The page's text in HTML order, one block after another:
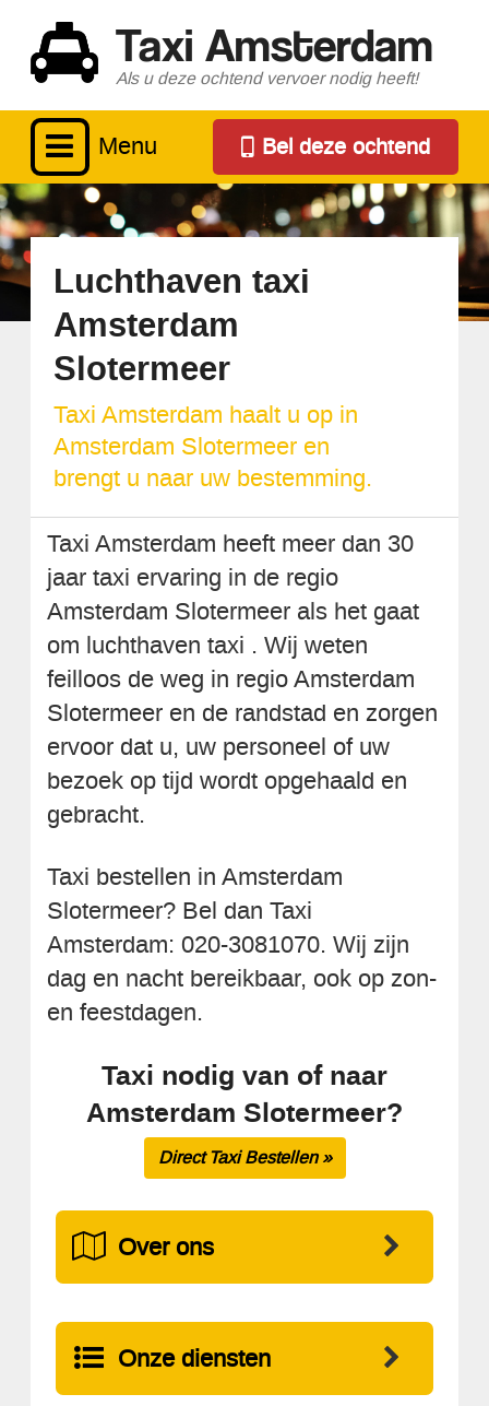
Taxi Amsterdam
Als u deze ochtend vervoer nodig heeft!
Menu Bel deze ochtend
Luchthaven taxi
Amsterdam
Slotermeer
Taxi Amsterdam haalt u op in
Amsterdam Slotermeer en
brengt u naar uw bestemming.
Taxi Amsterdam heeft meer dan 30
jaar taxi ervaring in de regio
Amsterdam Slotermeer als het gaat
om luchthaven taxi . Wij weten
feilloos de weg in regio Amsterdam
Slotermeer en de randstad en zorgen
ervoor dat u, uw personeel of uw
bezoek op tijd wordt opgehaald en
gebracht.
Taxi bestellen in Amsterdam
Slotermeer? Bel dan Taxi
Amsterdam: 020-3081070. Wij zijn
dag en nacht bereikbaar, ook op zon-
en feestdagen.
Taxi nodig van of naar
Amsterdam Slotermeer?
Direct Taxi Bestellen »
Over ons
Onze diensten